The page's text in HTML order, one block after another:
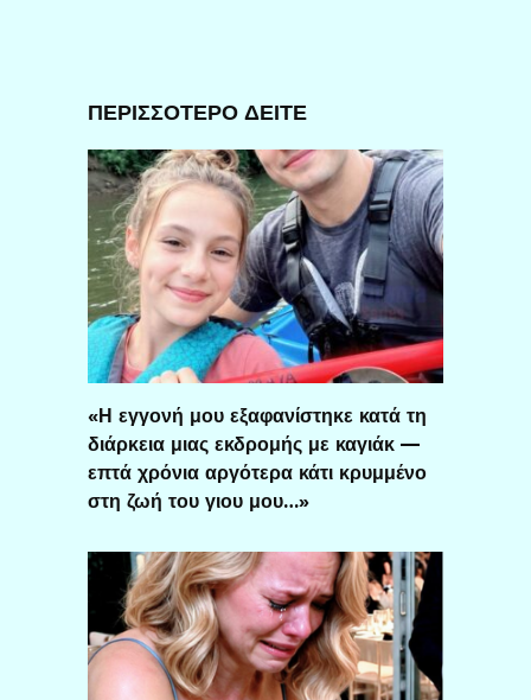
ΠΕΡΙΣΣΟΤΕΡΟ ΔΕΙΤΕ
«Η εγγονή μου εξαφανίστηκε κατά τη
διάρκεια μιας εκδρομής με καγιάκ —
επτά χρόνια αργότερα κάτι κρυμμένο
στη ζωή του γιου μου…»